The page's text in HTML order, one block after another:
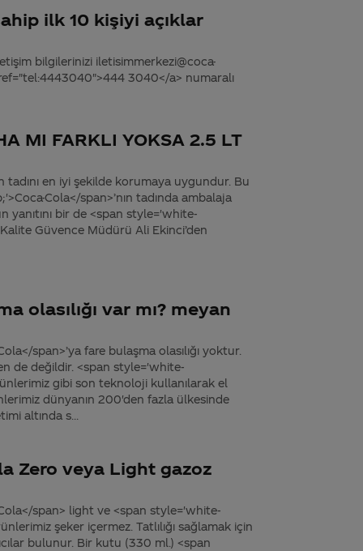
ilk 10 kişiyi açıklar
bilgilerinizi iletisimmerkezi@coca-
3040</a> numaralı
MI FARKLI YOKSA 2.5 LT
tadını en iyi şekilde korumaya uygundur. Bu
Cola</span>’nın tadında ambalaja
yanıtını bir de <span style='white-
Güvence Müdürü Ali Ekinci’den
olasılığı var mı? meyan
span>’ya fare bulaşma olasılığı yoktur.
de değildir. <span style='white-
gibi son teknoloji kullanılarak el
dünyanın 200'den fazla ülkesinde
altında s...
Zero veya Light gazoz
span> light ve <span style='white-
şeker içermez. Tatlılığı sağlamak için
bulunur. Bir kutu (330 ml.) <span